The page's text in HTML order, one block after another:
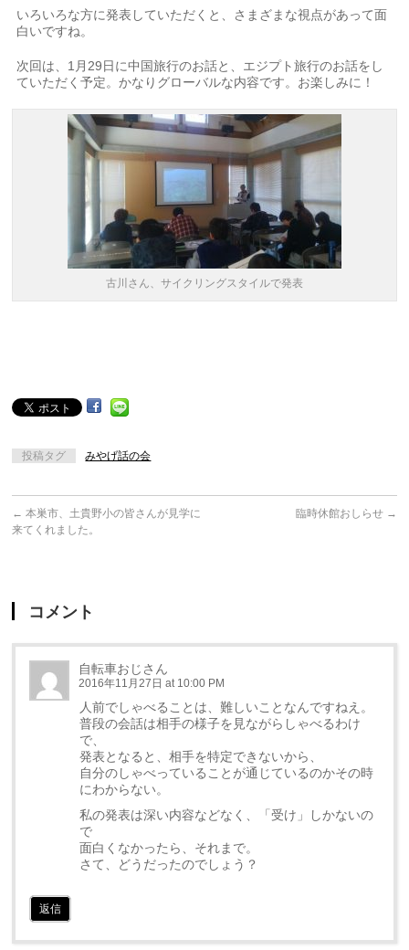
いろいろな方に発表していただくと、さまざまな視点があって面
白いですね。
次回は、1月29日に中国旅行のお話と、エジプト旅行のお話をし
ていただく予定。かなりグローバルな内容です。お楽しみに！
古川さん、サイクリングスタイルで発表
投稿タグ みやげ話の会
← 本巣市、土貴野小の皆さんが見学に
来てくれました。
臨時休館おしらせ →
コメント
自転車おじさん
2016年11月27日 at 10:00 PM
人前でしゃべることは、難しいことなんですねえ。
普段の会話は相手の様子を見ながらしゃべるわけ
で、
発表となると、相手を特定できないから、
自分のしゃべっていることが通じているのかその時
にわからない。
私の発表は深い内容などなく、「受け」しかないの
で
面白くなかったら、それまで。
さて、どうだったのでしょう？
返信